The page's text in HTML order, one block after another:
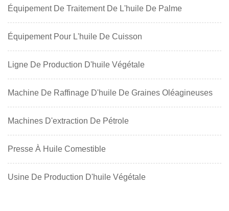
Équipement De Traitement De L'huile De Palme
Équipement Pour L'huile De Cuisson
Ligne De Production D'huile Végétale
Machine De Raffinage D'huile De Graines Oléagineuses
Machines D'extraction De Pétrole
Presse À Huile Comestible
Usine De Production D'huile Végétale